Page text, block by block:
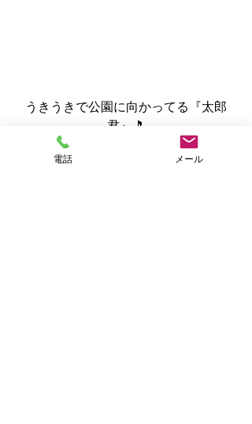
うきうきで公園に向かってる『太郎
君』🎵
でもある意味、すごいですよね✨　い
電話 メール